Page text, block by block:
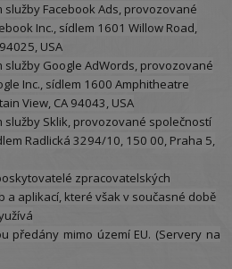
služby Facebook Ads, provozované
Inc., sídlem 1601 Willow Road,
USA
služby Google AdWords, provozované
Inc., sídlem 1600 Amphitheatre
View, CA 94043, USA
služby Sklik, provozované společností
Radlická 3294/10, 150 00, Praha 5,
zpracovatelských
a aplikací, které však v současné době
předány mimo území EU. (Servery na